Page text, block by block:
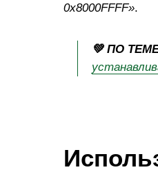
0х8000FFFF».
💚 ПО